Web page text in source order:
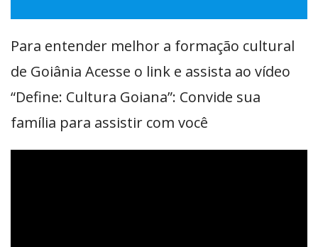
Para entender melhor a formação cultural
de Goiânia Acesse o link e assista ao vídeo
“Define: Cultura Goiana”: Convide sua
família para assistir com você